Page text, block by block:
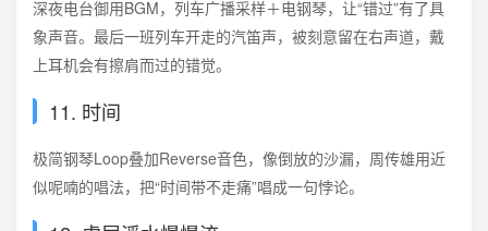
深夜电台御用BGM，列车广播采样＋电钢琴，让“错过”有了具
象声音。最后一班列车开走的汽笛声，被刻意留在右声道，戴
上耳机会有擦肩而过的错觉。
11. 时间
极简钢琴Loop叠加Reverse音色，像倒放的沙漏，周传雄用近
似呢喃的唱法，把“时间带不走痛”唱成一句悖论。